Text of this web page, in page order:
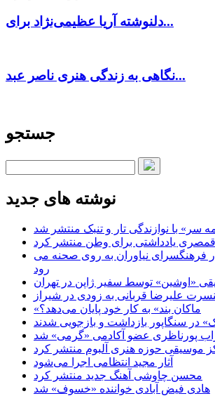
دلنوشته آریا عظیمی‌نژاد برای...
نگاهی به زندگی هنری ناصر عبد...
جستجو
نوشته های جدید
سر» با نوازندگی تار و تنبک منتشر شد
یادداشتی برای وطن منتشر کرد
فرهنگسرای نیاوران به روی صحنه می
رود
«اوشین» توسط سفیر ژاپن در تهران
علیرضا قربانی به زودی در شیراز
«ماکان بند» به کار خود پایان می‌دهد؟
در سنگاپور بازداشت و بازجویی شدند
پورناظری عضو آکادمی «گرمی» شد
موسیقی حوزه هنری آلبوم منتشر کرد
آثار مجید انتظامی اجرا می‌شود
محسن چاوشی آهنگ جدید منتشر کرد
هادی فیض آبادی خواننده «خسوف» شد